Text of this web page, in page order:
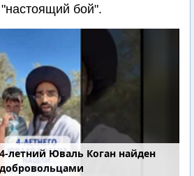
бой".
4-летний Юваль Коган найден
добровольцами